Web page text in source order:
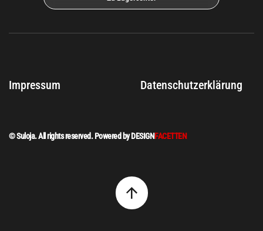
Impressum Datenschutzerklärung
© Suloja. All rights reserved. Powered by DESIGNFACETTEN